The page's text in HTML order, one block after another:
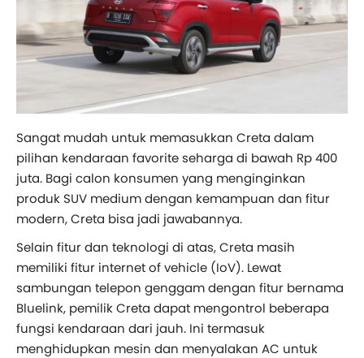
Sangat mudah untuk memasukkan Creta dalam
pilihan kendaraan favorite seharga di bawah Rp 400
juta. Bagi calon konsumen yang menginginkan
produk SUV medium dengan kemampuan dan fitur
modern, Creta bisa jadi jawabannya.
Selain fitur dan teknologi di atas, Creta masih
memiliki fitur internet of vehicle (IoV). Lewat
sambungan telepon genggam dengan fitur bernama
Bluelink, pemilik Creta dapat mengontrol beberapa
fungsi kendaraan dari jauh. Ini termasuk
menghidupkan mesin dan menyalakan AC untuk